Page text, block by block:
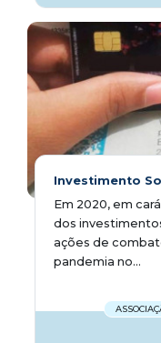
Investimento
Em 2020, em
dos
ações de
pandemia no...